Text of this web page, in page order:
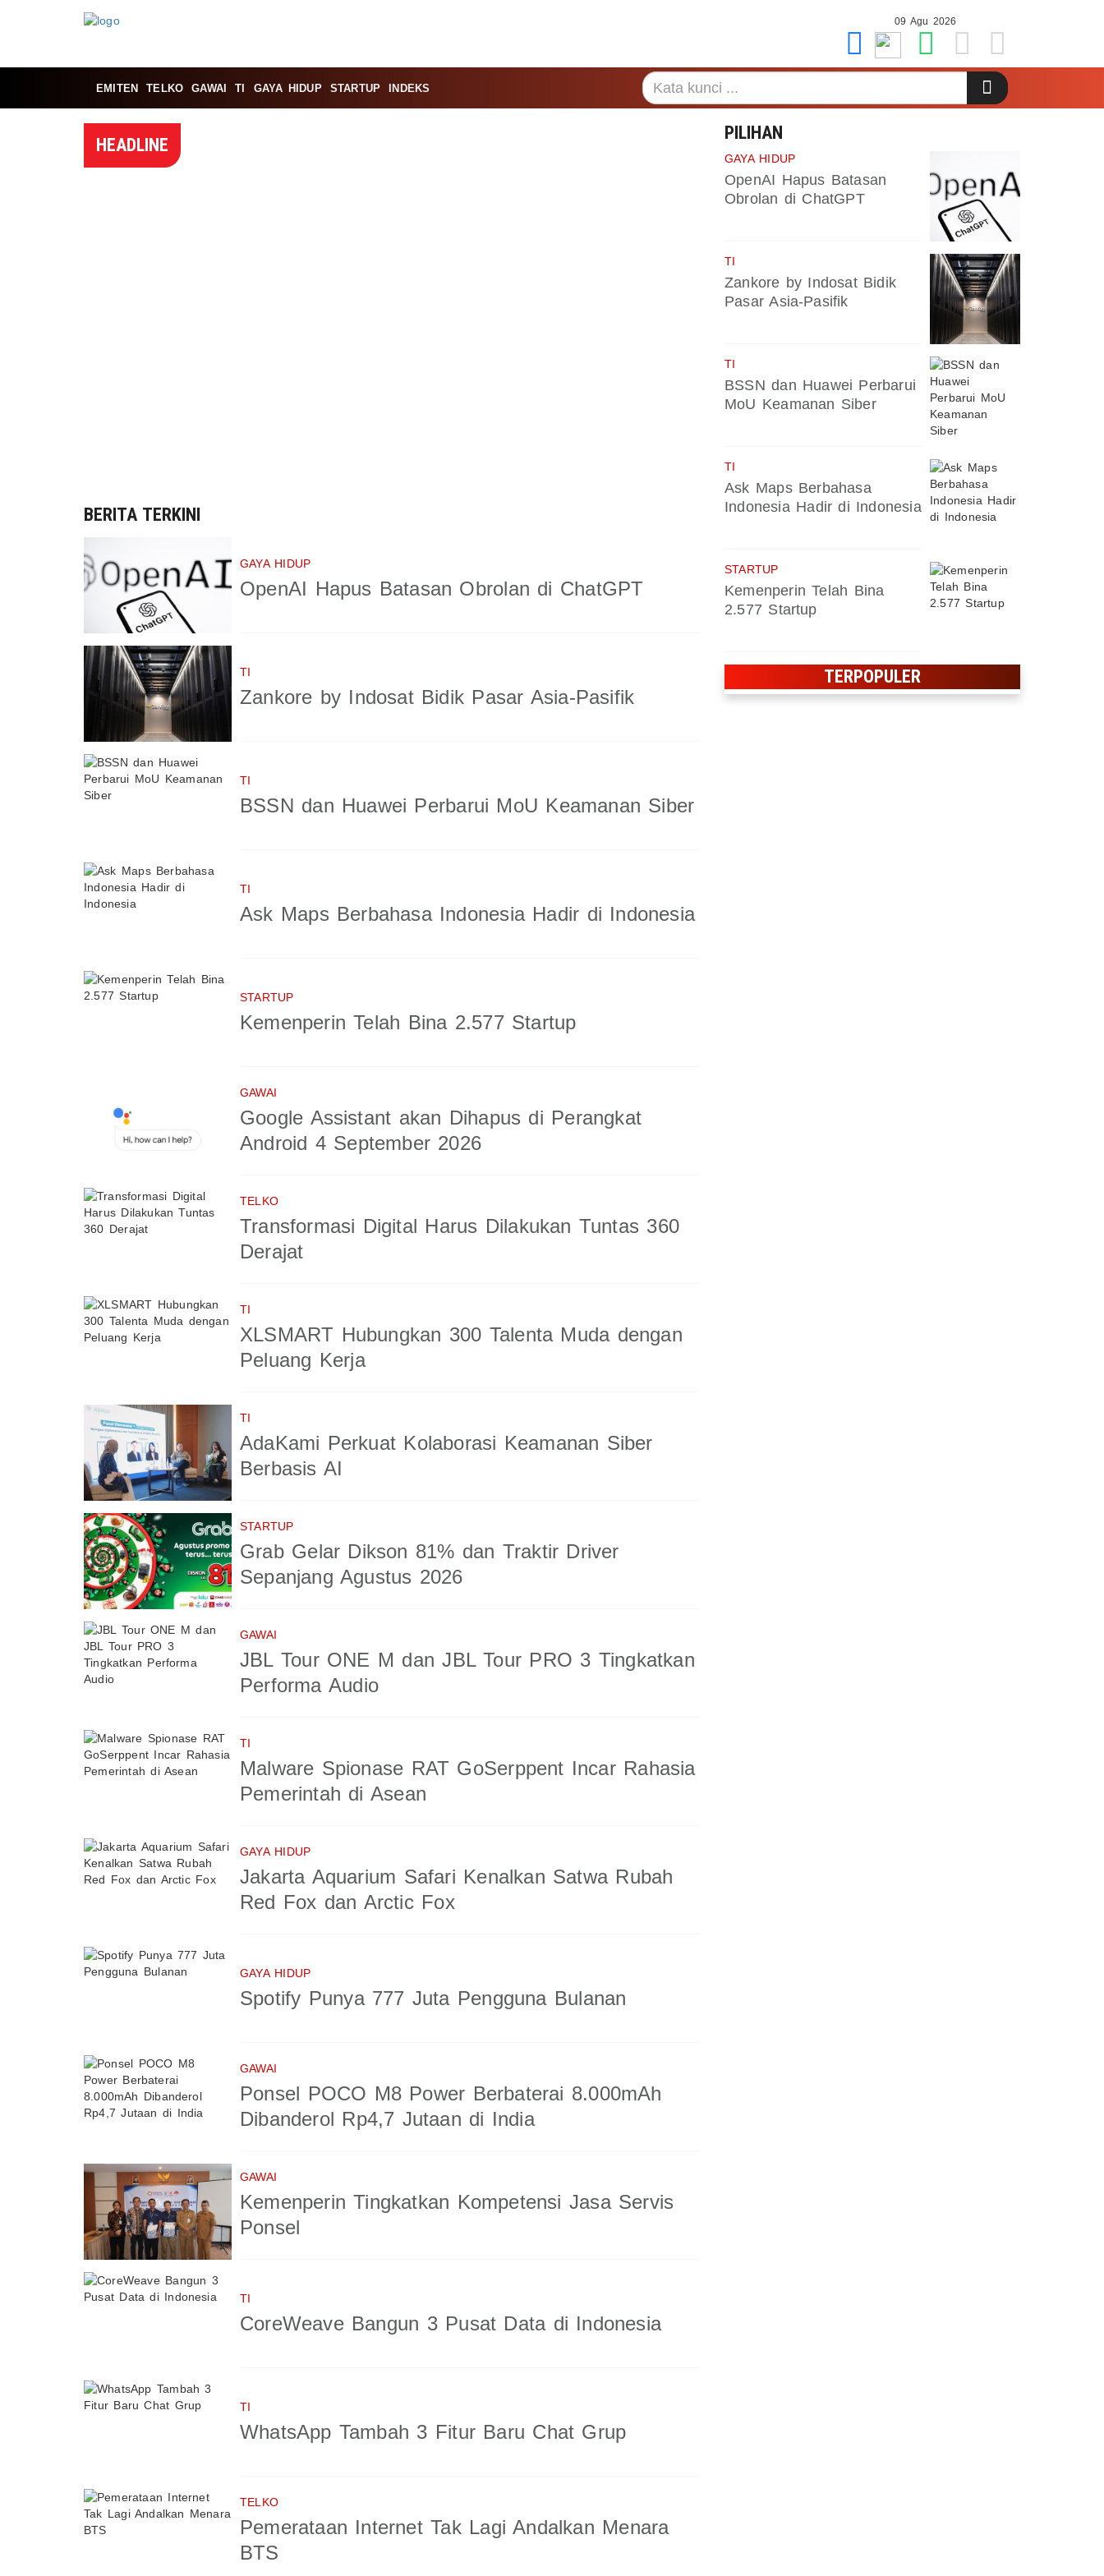
09 Agu 2026
EMITEN TELKO GAWAI TI GAYA HIDUP STARTUP INDEKS
HEADLINE
BERITA TERKINI
GAYA HIDUP
OpenAI Hapus Batasan Obrolan di ChatGPT
TI
Zankore by Indosat Bidik Pasar Asia-Pasifik
TI
BSSN dan Huawei Perbarui MoU Keamanan Siber
TI
Ask Maps Berbahasa Indonesia Hadir di Indonesia
STARTUP
Kemenperin Telah Bina 2.577 Startup
GAWAI
Google Assistant akan Dihapus di Perangkat
Android 4 September 2026
TELKO
Transformasi Digital Harus Dilakukan Tuntas 360
Derajat
TI
XLSMART Hubungkan 300 Talenta Muda dengan
Peluang Kerja
TI
AdaKami Perkuat Kolaborasi Keamanan Siber
Berbasis AI
STARTUP
Grab Gelar Dikson 81% dan Traktir Driver
Sepanjang Agustus 2026
GAWAI
JBL Tour ONE M dan JBL Tour PRO 3 Tingkatkan
Performa Audio
TI
Malware Spionase RAT GoSerppent Incar Rahasia
Pemerintah di Asean
GAYA HIDUP
Jakarta Aquarium Safari Kenalkan Satwa Rubah
Red Fox dan Arctic Fox
GAYA HIDUP
Spotify Punya 777 Juta Pengguna Bulanan
GAWAI
Ponsel POCO M8 Power Berbaterai 8.000mAh
Dibanderol Rp4,7 Jutaan di India
GAWAI
Kemenperin Tingkatkan Kompetensi Jasa Servis
Ponsel
TI
CoreWeave Bangun 3 Pusat Data di Indonesia
TI
WhatsApp Tambah 3 Fitur Baru Chat Grup
TELKO
Pemerataan Internet Tak Lagi Andalkan Menara
BTS
PILIHAN
GAYA HIDUP
OpenAI Hapus Batasan
Obrolan di ChatGPT
TI
Zankore by Indosat Bidik
Pasar Asia-Pasifik
TI
BSSN dan Huawei Perbarui
MoU Keamanan Siber
TI
Ask Maps Berbahasa
Indonesia Hadir di Indonesia
STARTUP
Kemenperin Telah Bina
2.577 Startup
TERPOPULER